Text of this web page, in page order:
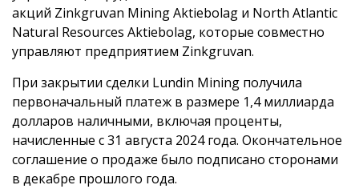
акций Zinkgruvan Mining Aktiebolag и North Atlantic
Natural Resources Aktiebolag, которые совместно
управляют предприятием Zinkgruvan.
При закрытии сделки Lundin Mining получила
первоначальный платеж в размере 1,4 миллиарда
долларов наличными, включая проценты,
начисленные с 31 августа 2024 года. Окончательное
соглашение о продаже было подписано сторонами
в декабре прошлого года.